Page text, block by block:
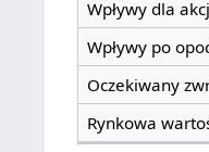
Wpływy dla
Wpływy po
Oczekiwany
Rynkowa